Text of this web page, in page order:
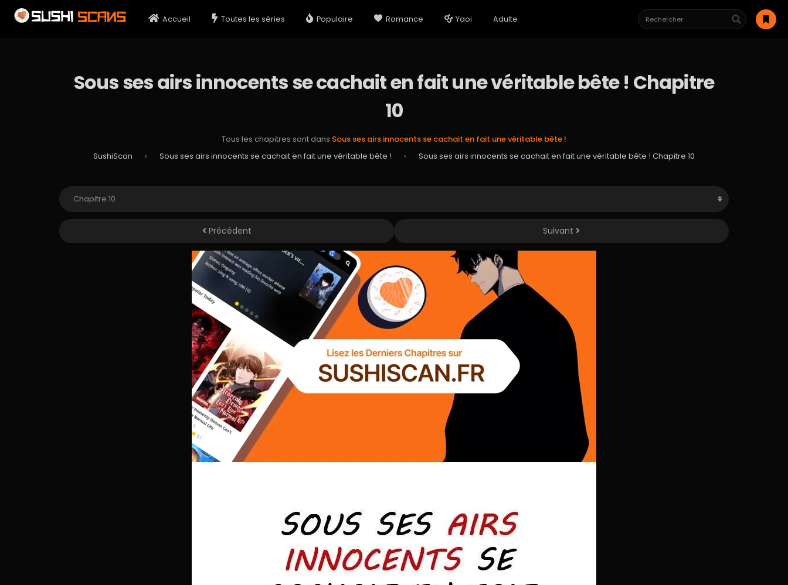
Accueil Toutes les séries Populaire Romance Yaoi Adulte
Sous ses airs innocents se cachait en fait une véritable bête ! Chapitre
10
Tous les chapitres sont dans Sous ses airs innocents se cachait en fait une véritable bête !
SushiScan
› Sous ses airs innocents se cachait en fait une véritable bête ! › Sous ses airs innocents se cachait en fait une véritable bête ! Chapitre 10
Précédent Suivant